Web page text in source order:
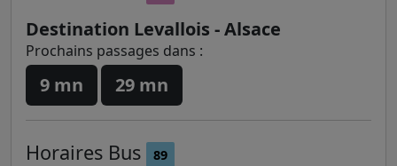
Destination Levallois - Alsace
Prochains passages dans :
9 mn 29 mn
Horaires Bus 89